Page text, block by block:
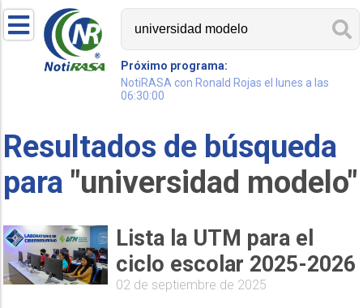
Próximo programa:
NotiRASA con Ronald Rojas el lunes a las
06:30:00
Resultados de búsqueda
para "universidad modelo"
Lista la UTM para el
ciclo escolar 2025-2026
02 de septiembre de 2025